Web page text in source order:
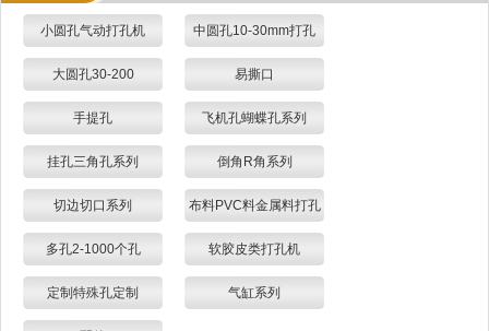
小圆孔气动打孔机 中圆孔10-30mm打孔
大圆孔30-200 易撕口
手提孔 飞机孔蝴蝶孔系列
挂孔三角孔系列 倒角R角系列
切边切口系列 布料PVC料金属料打孔
多孔2-1000个孔 软胶皮类打孔机
定制特殊孔定制 气缸系列